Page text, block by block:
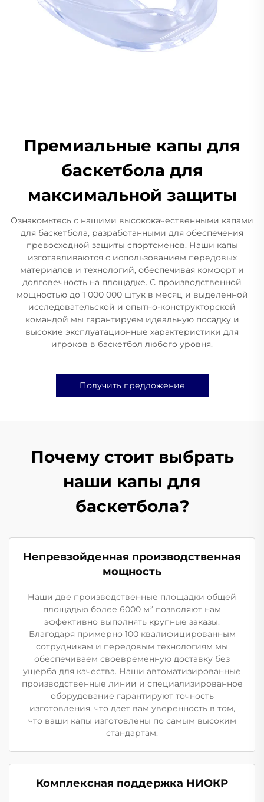
Премиальные капы для
баскетбола для
максимальной защиты
Ознакомьтесь с нашими высококачественными капами
для баскетбола, разработанными для обеспечения
превосходной защиты спортсменов. Наши капы
изготавливаются с использованием передовых
материалов и технологий, обеспечивая комфорт и
долговечность на площадке. С производственной
мощностью до 1 000 000 штук в месяц и выделенной
исследовательской и опытно-конструкторской
командой мы гарантируем идеальную посадку и
высокие эксплуатационные характеристики для
игроков в баскетбол любого уровня.
Получить предложение
Почему стоит выбрать
наши капы для
баскетбола?
Непревзойденная производственная
мощность
Наши две производственные площадки общей
площадью более 6000 м² позволяют нам
эффективно выполнять крупные заказы.
Благодаря примерно 100 квалифицированным
сотрудникам и передовым технологиям мы
обеспечиваем своевременную доставку без
ущерба для качества. Наши автоматизированные
производственные линии и специализированное
оборудование гарантируют точность
изготовления, что дает вам уверенность в том,
что ваши капы изготовлены по самым высоким
стандартам.
Комплексная поддержка НИОКР